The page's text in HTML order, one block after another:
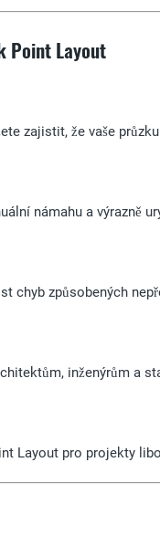
Point Layout
zajistit, že vaše
námahu a výrazně
chyb způsobených
inženýrům a
Layout pro projekty